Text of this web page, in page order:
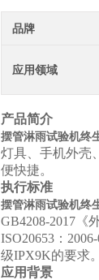
品牌
应用领域
产品简介
摆管淋雨试验机终
灯具、手机外壳
便快捷。
执行标准
摆管淋雨试验机终
GB4208-2017 《
ISO20653：
级IPX9K的要求。
应用背景